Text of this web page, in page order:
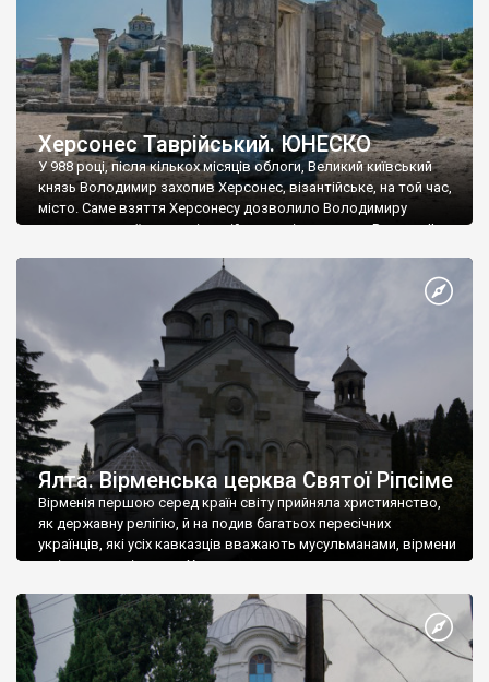
Херсонес Таврійський. ЮНЕСКО
У 988 році, після кількох місяців облоги, Великий київський
князь Володимир захопив Херсонес, візантійське, на той час,
місто. Саме взяття Херсонесу дозволило Володимиру
диктувати свої умови візантійському імператору Василю ІІ, та
Херсонесі Володимир-язичник, став Василем-християнином.
А потім було Хрещення Русі. На честь Херсонесу Таврійського
Ялта. Вірменська церква Святої Ріпсіме
Вірменія першою серед країн світу прийняла християнство,
як державну релігію, й на подив багатьох пересічних
українців, які усіх кавказців вважають мусульманами, вірмени
є відданими вірянами Христа